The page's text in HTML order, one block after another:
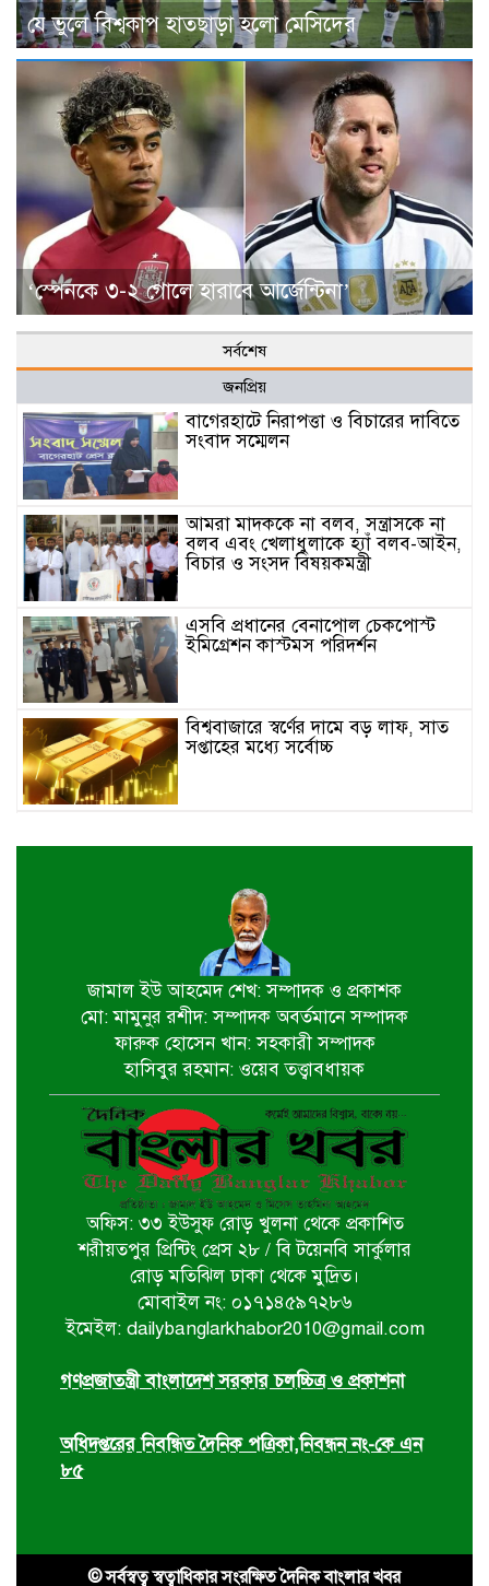
যে ভুলে বিশ্বকাপ হাতছাড়া হলো মেসিদের
‘স্পেনকে ৩-২ গোলে হারাবে আর্জেন্টিনা’
সর্বশেষ
জনপ্রিয়
বাগেরহাটে নিরাপত্তা ও বিচারের দাবিতে
সংবাদ সম্মেলন
আমরা মাদককে না বলব, সন্ত্রাসকে না
বলব এবং খেলাধুলাকে হ্যাঁ বলব-আইন,
বিচার ও সংসদ বিষয়কমন্ত্রী
এসবি প্রধানের বেনাপোল চেকপোস্ট
ইমিগ্রেশন কাস্টমস পরিদর্শন
বিশ্ববাজারে স্বর্ণের দামে বড় লাফ, সাত
সপ্তাহের মধ্যে সর্বোচ্চ
বিকল: ৭ ঘণ্টা ধরে বিমানে আটকা ২৬০
২৩তম রাষ্ট্রপতি নির্বাচন,ডাকছে সংসদের
বিশেষ অধিবেশন
একদিনের সফরে চট্টগ্রাম যাচ্ছেন
প্রধানমন্ত্রী
খুলনায় বইপড়া কর্মসূচির পুরস্কার
বিতরণী অনুষ্ঠিত
‘গণমাধ্যম এখনো স্বাধীন নয়’
বাগেরহাটে ডা. শফিকুর রহমান
চিতলমারীতে বিদ্যালয় পরিচালনা
জামাল ইউ আহমেদ শেখ: সম্পাদক ও প্রকাশক
মো: মামুনুর রশীদ: সম্পাদক অবর্তমানে সম্পাদক
ফারুক হোসেন খান: সহকারী সম্পাদক
হাসিবুর রহমান: ওয়েব তত্ত্বাবধায়ক
অফিস: ৩৩ ইউসুফ রোড় খুলনা থেকে প্রকাশিত
শরীয়তপুর প্রিন্টিং প্রেস ২৮ / বি টয়েনবি সার্কুলার
রোড় মতিঝিল ঢাকা থেকে মুদ্রিত।
মোবাইল নং: ০১৭১৪৫৯৭২৮৬
ইমেইল: dailybanglarkhabor2010@gmail.com
গণপ্রজাতন্ত্রী বাংলাদেশ সরকার চলচ্চিত্র ও প্রকাশনা
অধিদপ্তরের নিবন্ধিত দৈনিক পত্রিকা,নিবন্ধন নং-কে এন
৮৫
© সর্বস্বত্ব স্বত্বাধিকার সংরক্ষিত দৈনিক বাংলার খবর